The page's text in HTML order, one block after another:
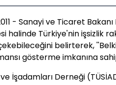
- Sanayi ve Ticaret
Türkiye'nin işsizlik
belirterek,
gösterme imkanına
İşadamları Derneği